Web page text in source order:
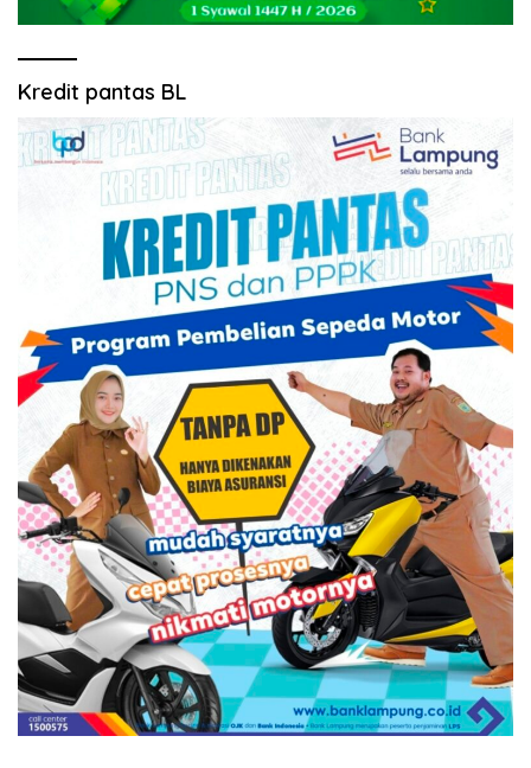
Kredit pantas BL